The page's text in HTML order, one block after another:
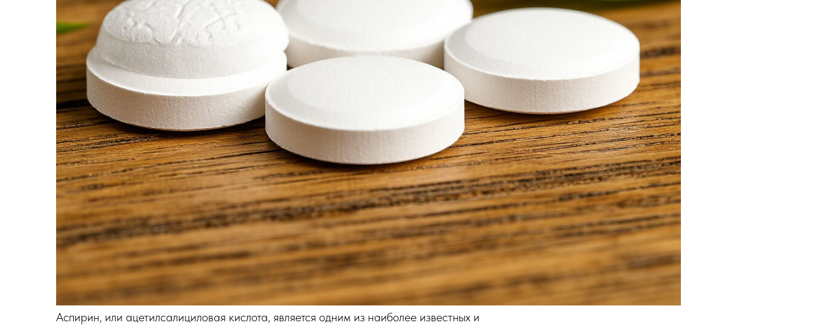
Аспирин, или ацетилсалициловая кислота, является одним из наиболее известных и